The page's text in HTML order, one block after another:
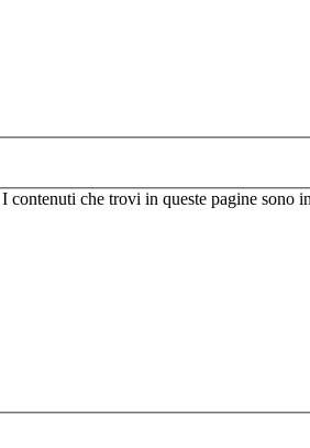
che trovi in queste pagine